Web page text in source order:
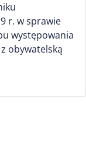
r. w sprawie
występowania
obywatelską